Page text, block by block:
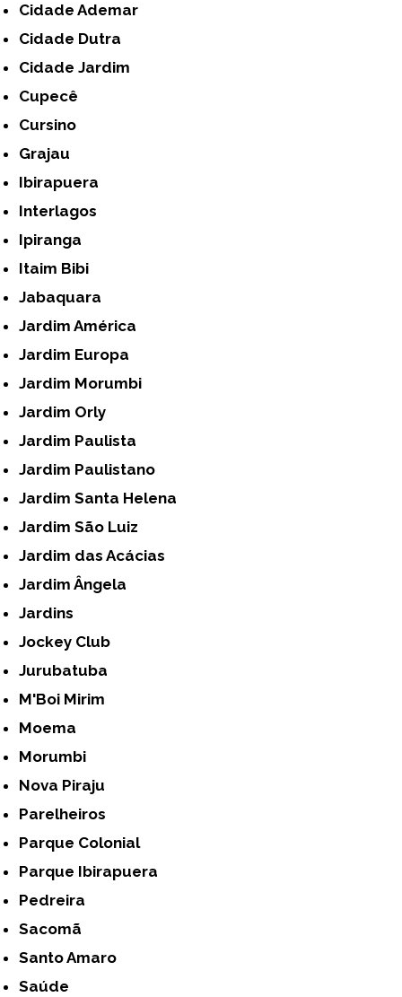
Cidade Ademar
Cidade Dutra
Cidade Jardim
Cupecê
Cursino
Grajau
Ibirapuera
Interlagos
Ipiranga
Itaim Bibi
Jabaquara
Jardim América
Jardim Europa
Jardim Morumbi
Jardim Orly
Jardim Paulista
Jardim Paulistano
Jardim Santa Helena
Jardim São Luiz
Jardim das Acácias
Jardim Ângela
Jardins
Jockey Club
Jurubatuba
M'Boi Mirim
Moema
Morumbi
Nova Piraju
Parelheiros
Parque Colonial
Parque Ibirapuera
Pedreira
Sacomã
Santo Amaro
Saúde